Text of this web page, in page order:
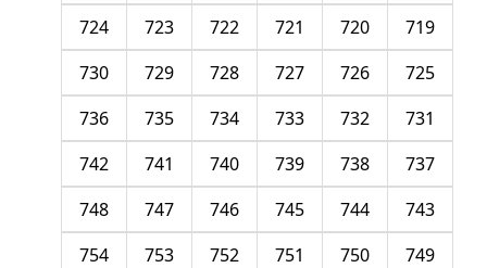
719
720
721
722
723
724
725
726
727
728
729
730
731
732
733
734
735
736
737
738
739
740
741
742
743
744
745
746
747
748
749
750
751
752
753
754